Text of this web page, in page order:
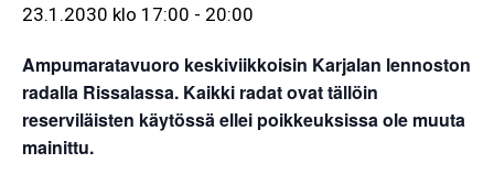
23.1.2030 klo 17:00 - 20:00
Ampumaratavuoro keskiviikkoisin Karjalan lennoston
radalla Rissalassa. Kaikki radat ovat tällöin
reserviläisten käytössä ellei poikkeuksissa ole muuta
mainittu.